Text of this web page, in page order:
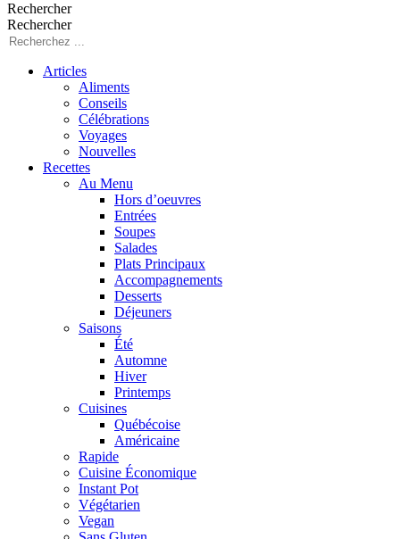
Rechercher
Rechercher
Articles
Aliments
Conseils
Célébrations
Voyages
Nouvelles
Recettes
Au Menu
Hors d’oeuvres
Entrées
Soupes
Salades
Plats Principaux
Accompagnements
Desserts
Déjeuners
Saisons
Été
Automne
Hiver
Printemps
Cuisines
Québécoise
Américaine
Rapide
Cuisine Économique
Instant Pot
Végétarien
Vegan